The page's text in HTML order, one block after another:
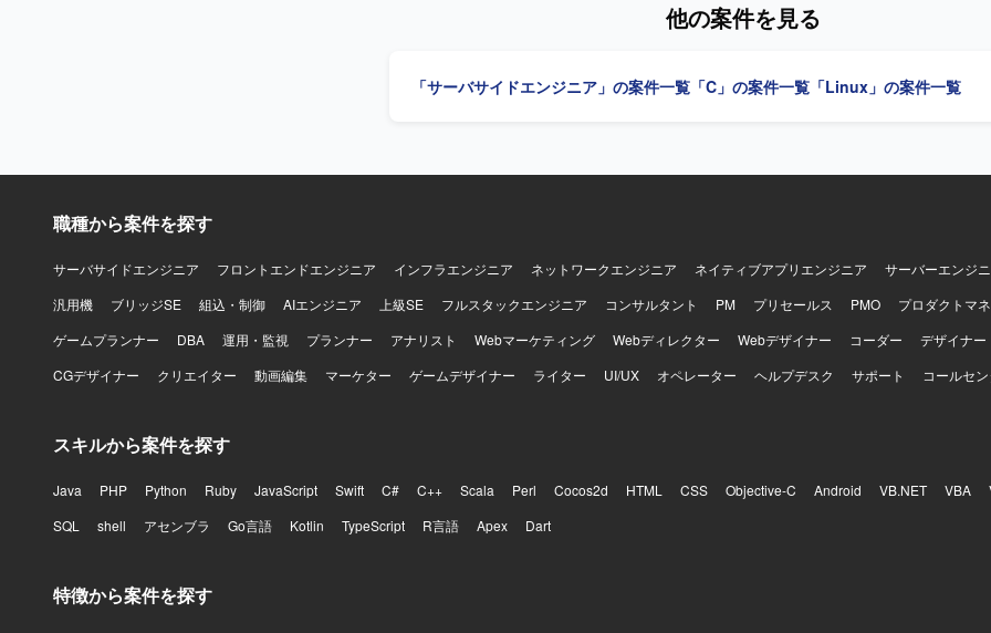
化に直接関わることができるポジションです。セキュリティ専門家やPMと協働し
スメントから対策導入、運用定着まで一連のプロセスに深く関与できるため、セキ
盤としてネットワーク、サーバ（Windows、Linux）、クラウド環境（AWS、
理（Active Directory、Microsoft Entra ID等）を対象とした環境でのアセスメント
わることができます。サーバサイド開発を中心に、将来的にはフロントエンド開発
他の案件を見る
「サーバサイドエンジニア」の案件一覧 「C」の案件一覧 「Linux」の案件一覧
職種から案件を探す
サーバサイドエンジニア フロントエンドエンジニア インフラエンジニア ネットワークエンジニア ネイティブアプリエンジニア
サーバーエンジ
汎用機
ブリッジSE 組込・制御 AIエンジニア 上級SE フルスタックエンジニア コンサルタント PM プリセールス PMO
プロダクトマ
ゲームプランナー
DBA 運用・監視 プランナー アナリスト Webマーケティング Webディレクター Webデザイナー コーダー
デザイナー
CGデザイナー
クリエイター 動画編集 マーケター ゲームデザイナー ライター UI/UX オペレーター ヘルプデスク サポート コールセ
スキルから案件を探す
Java PHP Python Ruby JavaScript Swift C# C++ Scala Perl Cocos2d HTML CSS Objective-C Android VB.NET VBA
SQL
shell アセンブラ Go言語 Kotlin TypeScript R言語 Apex Dart
特徴から案件を探す